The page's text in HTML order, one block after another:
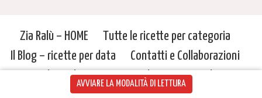
AVVIARE LA MODALITÀ DI LETTURA
Zia Ralù – HOME
Tutte le ricette per categoria
Il Blog – ricette per data
Contatti e Collaborazioni
Cookie Policy
Privacy Policy
Copyright